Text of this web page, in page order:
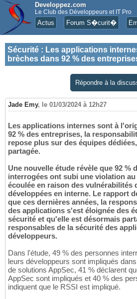
Developpez.com
Le Club des Développeurs et IT Pro
Actus Forum S�curit�
Sécurité : Les applications
brèches dans 92 % des
Répondre à la
Jade Emy, le 01/03/2024 à 12h27
Les applications internes sont à
92 % des entreprises, la
repose plus sur des équipes
partagée.
Une nouvelle étude révèle que 92 %
interrogées ont subi une violation
écoulée en raison des vulnérabilités
développées en interne. Le rapport
que ces dernières années, la
des applications s'est éloignée des
sécurité et qu'elle est désormais
responsables de la sécurité des
développeurs.
Dans l'étude, 49 % des personnes
leurs développeurs sont impliqués
de solutions AppSec, 41 % déclarent
AppSec sont impliqués et 40 % des
indiquent que le RSSI est impliqué.